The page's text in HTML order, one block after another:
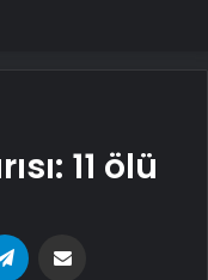
11 ölü